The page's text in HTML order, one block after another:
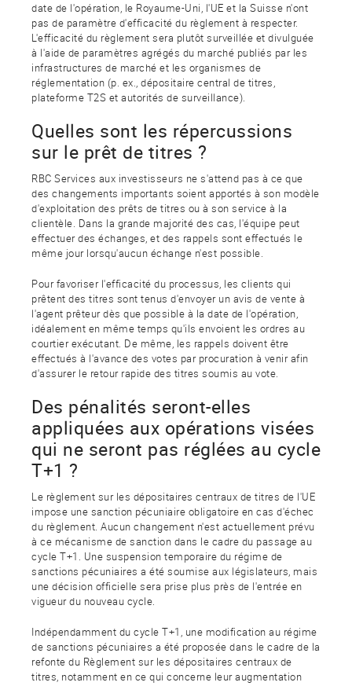
date de l'opération, le Royaume-Uni, l'UE et la Suisse n'ont
pas de paramètre d'efficacité du règlement à respecter.
L'efficacité du règlement sera plutôt surveillée et divulguée
à l'aide de paramètres agrégés du marché publiés par les
infrastructures de marché et les organismes de
réglementation (p. ex., dépositaire central de titres,
plateforme T2S et autorités de surveillance).
Quelles sont les répercussions
sur le prêt de titres ?
RBC Services aux investisseurs ne s'attend pas à ce que
des changements importants soient apportés à son modèle
d'exploitation des prêts de titres ou à son service à la
clientèle. Dans la grande majorité des cas, l'équipe peut
effectuer des échanges, et des rappels sont effectués le
même jour lorsqu'aucun échange n'est possible.
Pour favoriser l'efficacité du processus, les clients qui
prêtent des titres sont tenus d'envoyer un avis de vente à
l'agent prêteur dès que possible à la date de l'opération,
idéalement en même temps qu'ils envoient les ordres au
courtier exécutant. De même, les rappels doivent être
effectués à l'avance des votes par procuration à venir afin
d'assurer le retour rapide des titres soumis au vote.
Des pénalités seront-elles
appliquées aux opérations visées
qui ne seront pas réglées au cycle
T+1 ?
Le règlement sur les dépositaires centraux de titres de l'UE
impose une sanction pécuniaire obligatoire en cas d'échec
du règlement. Aucun changement n'est actuellement prévu
à ce mécanisme de sanction dans le cadre du passage au
cycle T+1. Une suspension temporaire du régime de
sanctions pécuniaires a été soumise aux législateurs, mais
une décision officielle sera prise plus près de l'entrée en
vigueur du nouveau cycle.
Indépendamment du cycle T+1, une modification au régime
de sanctions pécuniaires a été proposée dans le cadre de la
refonte du Règlement sur les dépositaires centraux de
titres, notamment en ce qui concerne leur augmentation